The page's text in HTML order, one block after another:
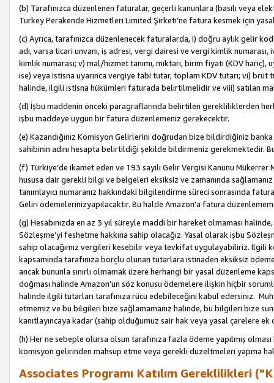
(b) Tarafınızca düzenlenen faturalar, geçerli kanunlara (basılı veya
Turkey Perakende Hizmetleri Limited Şirketi’ne fatura kesmek için
(c) Ayrıca, tarafınızca düzenlenecek faturalarda, i) doğru aylık gelir
adı, varsa ticari unvanı, iş adresi, vergi dairesi ve vergi kimlik
kimlik numarası; v) mal/hizmet tanımı, miktarı, birim fiyatı (KDV
ise) veya istisna uyarınca vergiye tabi tutar, toplam KDV tutarı; vi) brüt
halinde, ilgili istisna hükümleri faturada belirtilmelidir ve viii) satılan
(d) İşbu maddenin önceki paragraflarında belirtilen gerekliliklerden
işbu maddeye uygun bir fatura düzenlemeniz gerekecektir.
(e) Kazandığınız Komisyon Gelirlerini doğrudan bize bildirdiğiniz banka
sahibinin adını hesapta belirtildiği şekilde bildirmeniz gerekmektedir.
(f) Türkiye’de ikamet eden ve 193 sayılı Gelir Vergisi Kanunu
hususa dair gerekli bilgi ve belgeleri eksiksiz ve zamanında
tanımlayıcı numaranız hakkındaki bilgilendirme süreci sonrasında
Geliri ödemelerinizyapılacaktır. Bu halde Amazon’a fatura
(g) Hesabınızda en az 3 yıl süreyle maddi bir hareket olmaması
Sözleşme’yi feshetme hakkına sahip olacağız. Yasal olarak işbu
sahip olacağımız vergileri kesebilir veya tevkifat uygulayabiliriz. İlgili
kapsamında tarafınıza borçlu olunan tutarlara istinaden eksiksiz
ancak bununla sınırlı olmamak üzere herhangi bir yasal düzenleme
doğması halinde Amazon’un söz konusu ödemelere ilişkin hiçbir
halinde ilgili tutarları tarafınıza rücu edebileceğini kabul edersiniz.
etmemiz ve bu bilgileri bize sağlamamanız halinde, bu bilgileri bize
kanıtlayıncaya kadar (sahip olduğumuz sair hak veya yasal çarelere
(h) Her ne sebeple olursa olsun tarafınıza fazla ödeme yapılmış
komisyon gelirinden mahsup etme veya gerekli düzeltmeleri yapma
Associates Programı Katılım Gereklilikleri